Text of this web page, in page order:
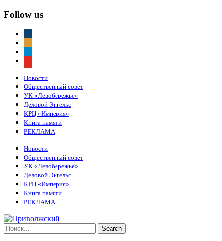
Follow us
Новости
Общественный совет
УК «Левобережье»
Деловой Энгельс
КРЦ «Империя»
Книга памяти
РЕКЛАМА
Новости
Общественный совет
УК «Левобережье»
Деловой Энгельс
КРЦ «Империя»
Книга памяти
РЕКЛАМА